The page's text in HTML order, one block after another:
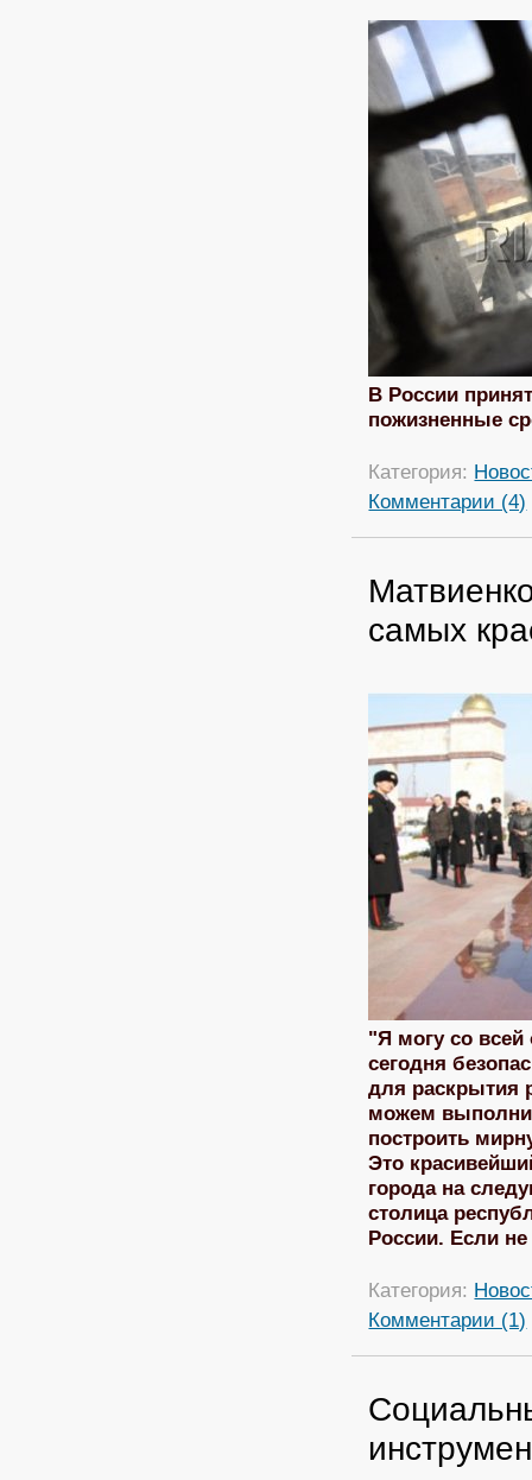
В России
пожизненные
Категория:
Комментарии (4)
самых
"Я могу со всей
сегодня
для раскрытия
можем
построить
Это
города на
столица
России. Если
Категория:
Комментарии (1)